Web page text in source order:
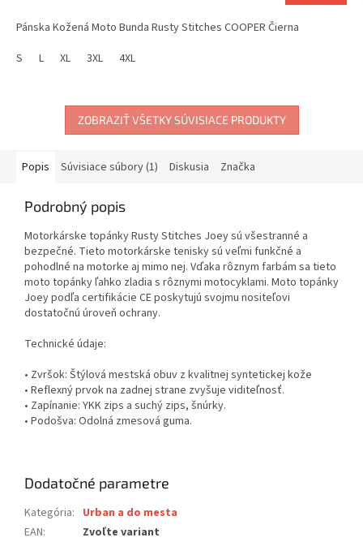
Pánska Kožená Moto Bunda Rusty Stitches COOPER Čierna
S
L XL 3XL 4XL
ZOBRAZIŤ VŠETKY SÚVISIACE PRODUKTY
Popis Súvisiace súbory (1) Diskusia Značka
Podrobný popis
Motorkárske topánky Rusty Stitches Joey sú všestranné a
bezpečné. Tieto motorkárske tenisky sú veľmi funkčné a
pohodlné na motorke aj mimo nej. Vďaka rôznym farbám sa tieto
moto topánky ľahko zladia s rôznymi motocyklami. Moto topánky
Joey podľa certifikácie CE poskytujú svojmu nositeľovi
dostatočnú úroveň ochrany.
Technické údaje:
• Zvršok: Štýlová mestská obuv z kvalitnej syntetickej kože
• Reflexný prvok na zadnej strane zvyšuje viditeľnosť.
• Zapínanie: YKK zips a suchý zips, šnúrky.
• Podošva: Odolná zmesová guma.
Dodatočné parametre
Kategória: Urban a do mesta
EAN: Zvoľte variant